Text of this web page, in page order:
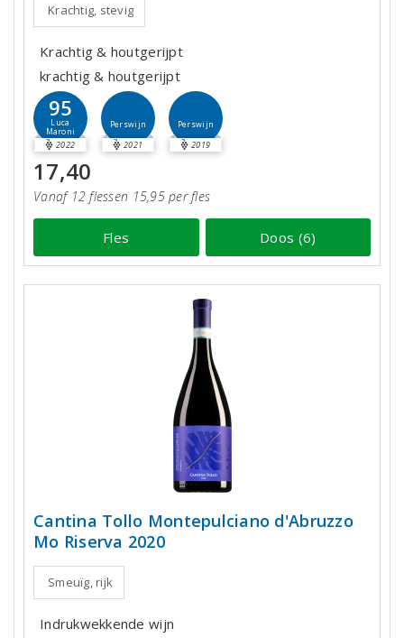
Krachtig, stevig
Krachtig & houtgerijpt
krachtig & houtgerijpt
95
Luca
Maroni
2022
Perswijn
2021
Perswijn
2019
17,40
Vanaf 12 flessen 15,95 per fles
Fles Doos (6)
Cantina Tollo Montepulciano d'Abruzzo
Mo Riserva 2020
Smeuïg, rijk
Indrukwekkende wijn